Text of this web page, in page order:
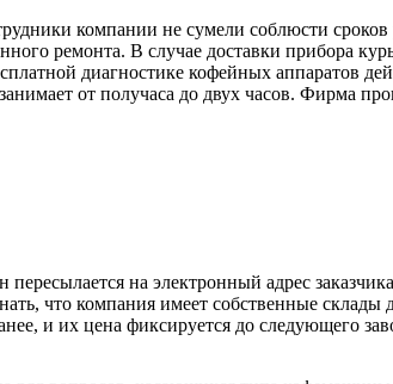
компании не сумели соблюсти сроков
ремонта. В случае доставки прибора
диагностике кофейных аппаратов
от получаса до двух часов. Фирма
на электронный адрес
что компания имеет собственные
и их цена фиксируется до следующего